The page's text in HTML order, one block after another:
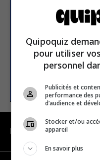
Email address
NAVIGATION
Quipoquiz
pour utiliser
personnel
Publicités et
performance des
d’audience et
Stocker et/ou
appareil
En savoir plus